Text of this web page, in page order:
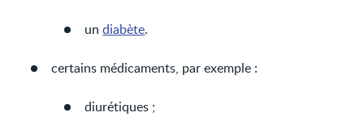
undiabète.
certains médicaments, par exemple :
diurétiques ;